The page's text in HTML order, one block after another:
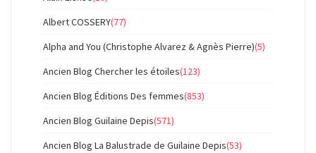
Albert COSSERY(77)
Alpha and You (Christophe Alvarez & Agnès Pierre)(5)
Ancien Blog Chercher les étoiles(123)
Ancien Blog Éditions Des femmes(853)
Ancien Blog Guilaine Depis(571)
Ancien Blog La Balustrade de Guilaine Depis(53)